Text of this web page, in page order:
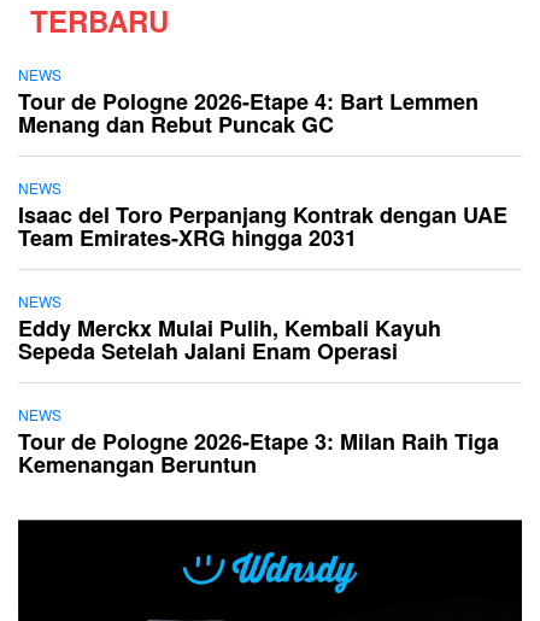
TERBARU
NEWS
Tour de Pologne 2026-Etape 4: Bart Lemmen
Menang dan Rebut Puncak GC
NEWS
Isaac del Toro Perpanjang Kontrak dengan UAE
Team Emirates-XRG hingga 2031
NEWS
Eddy Merckx Mulai Pulih, Kembali Kayuh
Sepeda Setelah Jalani Enam Operasi
NEWS
Tour de Pologne 2026-Etape 3: Milan Raih Tiga
Kemenangan Beruntun